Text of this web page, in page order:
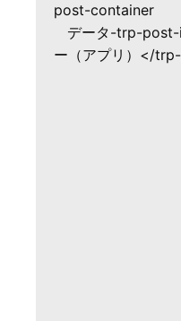
post-container
データ-trp-post-
ー（アプリ）</